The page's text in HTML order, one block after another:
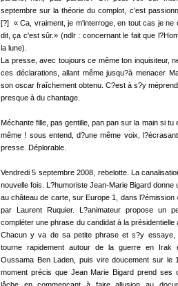
septembre sur la théorie du complot, c'est
[?] « Ca, vraiment, je m'interroge, en tout cas je ne
dit, ça c'est sûr.» (ndlr : concernant le fait que
la lune).
La presse, avec toujours ce même ton inquisiteur,
ces déclarations, allant même jusqu?à menacer
son oscar fraîchement obtenu. C?est à s?y
presque à du chantage.
Méchante fille, pas gentille, pan pan sur la main si
même ! sous entend, d?une même voix,
presse. Déplorable.
Vendredi 5 septembre 2008, rebelotte. La
nouvelle fois. L?humoriste Jean-Marie Bigard donne
au château de carte, sur Europe 1, dans l?émission
par Laurent Ruquier. L?animateur propose un
compléter une phrase du candidat à la présidentielle
Chacun y va de sa petite phrase et s?y essaye,
tourne rapidement autour de la guerre en Irak
Oussama Ben Laden, puis vire doucement sur le
moment précis que Jean Marie Bigard prend ses